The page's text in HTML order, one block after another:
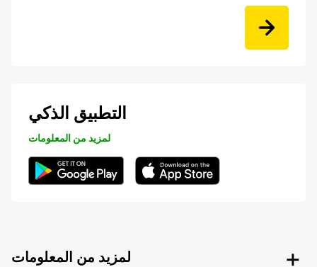
التطبيق الذكي
لمزيد من المعلومات
لمزيد من المعلومات